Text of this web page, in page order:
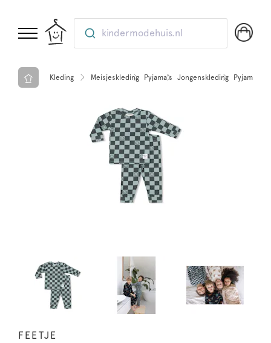
kindermodehuis.nl
Kleding Meisjeskleding Pyjama's Jongenskleding Pyjama's
FEETJE